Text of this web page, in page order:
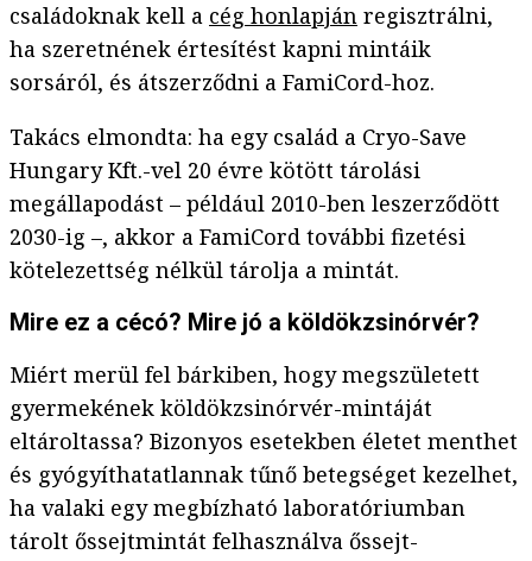
családoknak kell a cég honlapján regisztrálni,
ha szeretnének értesítést kapni mintáik
sorsáról, és átszerződni a FamiCord-hoz.
Takács elmondta: ha egy család a Cryo-Save
Hungary Kft.-vel 20 évre kötött tárolási
megállapodást – például 2010-ben leszerződött
2030-ig –, akkor a FamiCord további fizetési
kötelezettség nélkül tárolja a mintát.
Mire ez a cécó? Mire jó a köldökzsinórvér?
Miért merül fel bárkiben, hogy megszületett
gyermekének köldökzsinórvér-mintáját
eltároltassa? Bizonyos esetekben életet menthet
és gyógyíthatatlannak tűnő betegséget kezelhet,
ha valaki egy megbízható laboratóriumban
tárolt őssejtmintát felhasználva őssejt-